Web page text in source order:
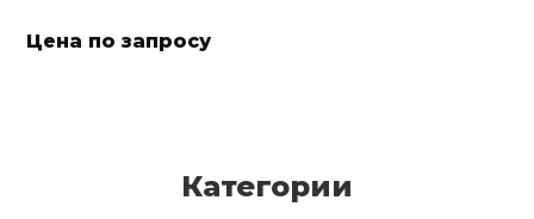
Цена по запросу
Категории